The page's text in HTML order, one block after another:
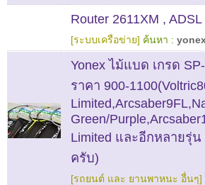
Router 2611XM ,
[ระบบเครือข่าย] ค้นหา :
Yonex ไม้แบด เกรด
ราคา 900-
Green/
Limited และอีกหลายรุ่
ครับ)
[รถยนต์ และ ยานพาหนะ อื่นๆ]